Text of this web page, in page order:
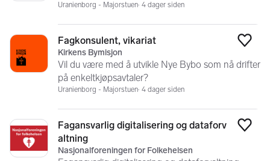
Uranienborg - Majorstuen 4 dager siden
Fagkonsulent, vikariat
Kirkens Bymisjon
Vil du være med å utvikle Nye Bybo som nå drifter
på enkeltkjøpsavtaler?
Uranienborg - Majorstuen 4 dager siden
Fagansvarlig digitalisering og dataforv
altning
Nasjonalforeningen for Folkehelsen